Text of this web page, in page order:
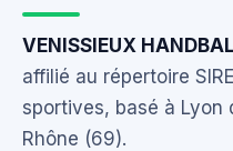
VENISSIEUX
affilié au répertoire
sportives, basé à Lyon
Rhône (69).